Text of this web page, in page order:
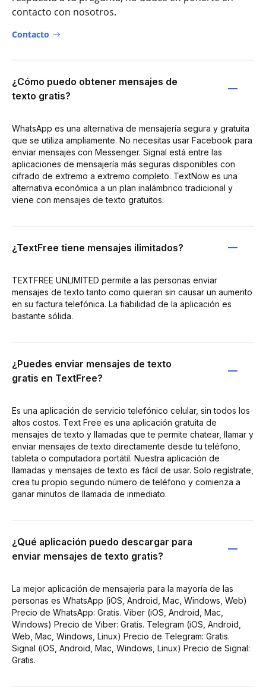
contacto con nosotros.
Contacto
¿Cómo puedo obtener mensajes de
texto gratis?
WhatsApp es una alternativa de mensajería segura y gratuita
que se utiliza ampliamente. No necesitas usar Facebook para
enviar mensajes con Messenger. Signal está entre las
aplicaciones de mensajería más seguras disponibles con
cifrado de extremo a extremo completo. TextNow es una
alternativa económica a un plan inalámbrico tradicional y
viene con mensajes de texto gratuitos.
¿TextFree tiene mensajes ilimitados?
TEXTFREE UNLIMITED permite a las personas enviar
mensajes de texto tanto como quieran sin causar un aumento
en su factura telefónica. La fiabilidad de la aplicación es
bastante sólida.
¿Puedes enviar mensajes de texto
gratis en TextFree?
Es una aplicación de servicio telefónico celular, sin todos los
altos costos. Text Free es una aplicación gratuita de
mensajes de texto y llamadas que te permite chatear, llamar y
enviar mensajes de texto directamente desde tu teléfono,
tableta o computadora portátil. Nuestra aplicación de
llamadas y mensajes de texto es fácil de usar. Solo regístrate,
crea tu propio segundo número de teléfono y comienza a
ganar minutos de llamada de inmediato.
¿Qué aplicación puedo descargar para
enviar mensajes de texto gratis?
La mejor aplicación de mensajería para la mayoría de las
personas es WhatsApp (iOS, Android, Mac, Windows, Web)
Precio de WhatsApp: Gratis. Viber (iOS, Android, Mac,
Windows) Precio de Viber: Gratis. Telegram (iOS, Android,
Web, Mac, Windows, Linux) Precio de Telegram: Gratis.
Signal (iOS, Android, Mac, Windows, Linux) Precio de Signal:
Gratis.